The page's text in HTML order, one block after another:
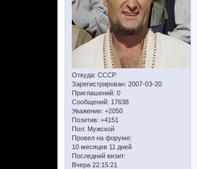
Откуда: CCCР
Зарегистрирован: 2007-03-20
Приглашений: 0
Сообщений: 17638
Уважение: +2050
Позитив: +4151
Пол: Мужской
Провел на форуме:
10 месяцев 11 дней
Последний визит:
Вчера 22:15:21